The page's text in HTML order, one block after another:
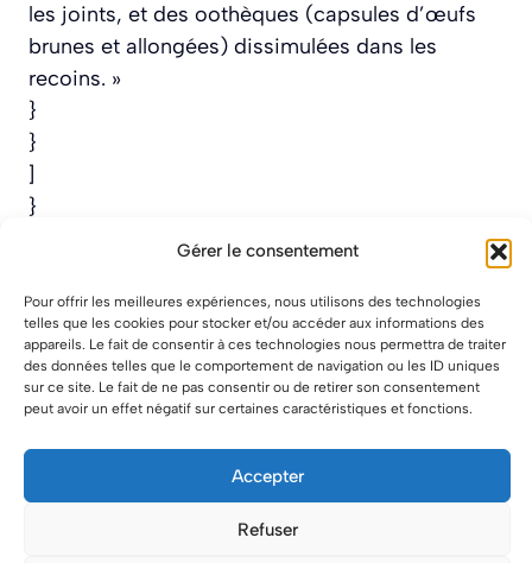
Gérer le consentement
Pour offrir les meilleures expériences, nous utilisons des technologies
telles que les cookies pour stocker et/ou accéder aux informations des
appareils. Le fait de consentir à ces technologies nous permettra de traiter
des données telles que le comportement de navigation ou les ID uniques
sur ce site. Le fait de ne pas consentir ou de retirer son consentement
peut avoir un effet négatif sur certaines caractéristiques et fonctions.
Accepter
Refuser
les joints, et des oothèques (capsules d’œufs
brunes et allongées) dissimulées dans les
recoins. »
}
}
]
}